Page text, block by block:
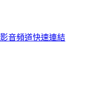
影音頻道快速連結